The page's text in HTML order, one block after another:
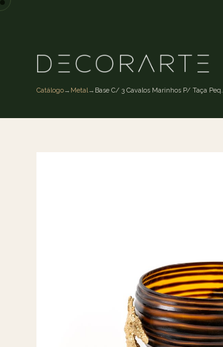
Catálogo→ Metal→ Base C/ 3 Cavalos Marinhos P/ Taça Peq.